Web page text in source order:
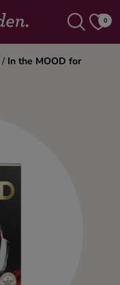
0
/ In the MOOD for